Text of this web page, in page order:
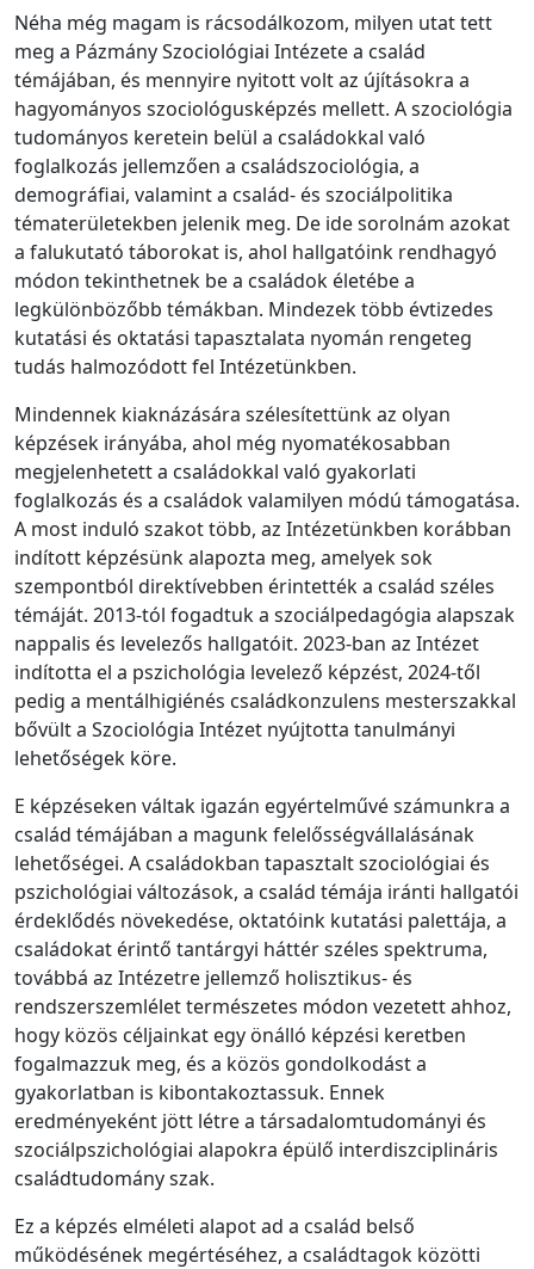
Néha még magam is rácsodálkozom, milyen utat tett
meg a Pázmány Szociológiai Intézete a család
témájában, és mennyire nyitott volt az újításokra a
hagyományos szociológusképzés mellett. A szociológia
tudományos keretein belül a családokkal való
foglalkozás jellemzően a családszociológia, a
demográfiai, valamint a család- és szociálpolitika
tématerületekben jelenik meg. De ide sorolnám azokat
a falukutató táborokat is, ahol hallgatóink rendhagyó
módon tekinthetnek be a családok életébe a
legkülönbözőbb témákban. Mindezek több évtizedes
kutatási és oktatási tapasztalata nyomán rengeteg
tudás halmozódott fel Intézetünkben.
Mindennek kiaknázására szélesítettünk az olyan
képzések irányába, ahol még nyomatékosabban
megjelenhetett a családokkal való gyakorlati
foglalkozás és a családok valamilyen módú támogatása.
A most induló szakot több, az Intézetünkben korábban
indított képzésünk alapozta meg, amelyek sok
szempontból direktívebben érintették a család széles
témáját. 2013-tól fogadtuk a szociálpedagógia alapszak
nappalis és levelezős hallgatóit. 2023-ban az Intézet
indította el a pszichológia levelező képzést, 2024-től
pedig a mentálhigiénés családkonzulens mesterszakkal
bővült a Szociológia Intézet nyújtotta tanulmányi
lehetőségek köre.
E képzéseken váltak igazán egyértelművé számunkra a
család témájában a magunk felelősségvállalásának
lehetőségei. A családokban tapasztalt szociológiai és
pszichológiai változások, a család témája iránti hallgatói
érdeklődés növekedése, oktatóink kutatási palettája, a
családokat érintő tantárgyi háttér széles spektruma,
továbbá az Intézetre jellemző holisztikus- és
rendszerszemlélet természetes módon vezetett ahhoz,
hogy közös céljainkat egy önálló képzési keretben
fogalmazzuk meg, és a közös gondolkodást a
gyakorlatban is kibontakoztassuk. Ennek
eredményeként jött létre a társadalomtudományi és
szociálpszichológiai alapokra épülő interdiszciplináris
családtudomány szak.
Ez a képzés elméleti alapot ad a család belső
működésének megértéséhez, a családtagok közötti